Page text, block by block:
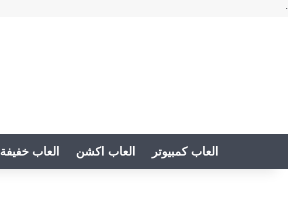
.
العاب كمبيوتر العاب اكشن العاب خفيفة